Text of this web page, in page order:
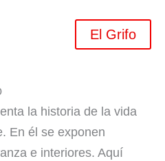
El Grifo
la historia de la vida
En él se exponen
e interiores. Aquí